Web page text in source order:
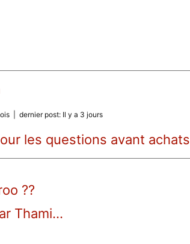
| dernier post: Il y a 3 jours
les questions avant achats
??
Thami...